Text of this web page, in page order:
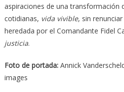
aspiraciones de una transformación
cotidianas, vida vivible, sin
heredada por el Comandante Fidel
justicia.
Foto de portada:Annick
images